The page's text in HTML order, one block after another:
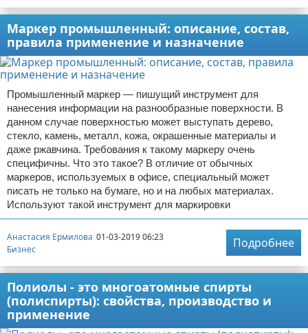
Маркер промышленный: описание, состав,
правила применение и назначение
Промышленный маркер — пишущий инструмент для
нанесения информации на разнообразные поверхности. В
данном случае поверхностью может выступать дерево,
стекло, камень, металл, кожа, окрашенные материалы и
даже ржавчина. Требования к такому маркеру очень
специфичны. Что это такое? В отличие от обычных
маркеров, используемых в офисе, специальный может
писать не только на бумаге, но и на любых материалах.
Используют такой инструмент для маркировки
Анастасия Ермилова 01-03-2019 06:23
Бизнес
Подробнее
Полиолы - это многоатомные спирты
(полиспирты): свойства, производство и
применение